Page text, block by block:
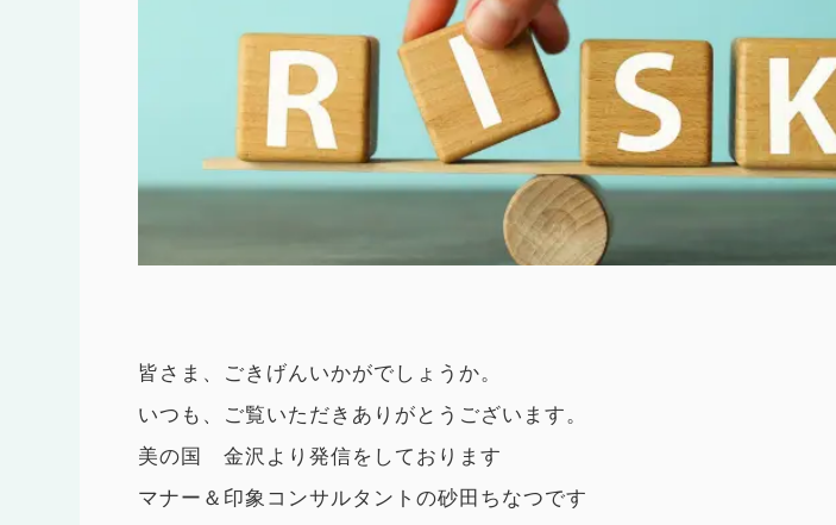
皆さま、ごきげんいかがでしょうか。
いつも、ご覧いただきありがとうございます。
美の国 金沢より発信をしております
マナー＆印象コンサルタントの砂田ちなつです